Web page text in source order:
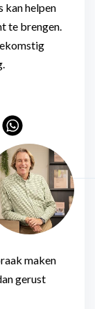
kan helpen
te brengen.
maken
gerust